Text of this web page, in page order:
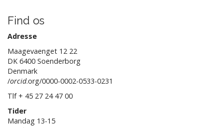
Find os
Adresse
Maagevaenget 12 22
DK 6400 Soenderborg
Denmark
/orcid.org/0000-0002-0533-0231
Tlf + 45 27 24 47 00
Tider
Mandag 13-15